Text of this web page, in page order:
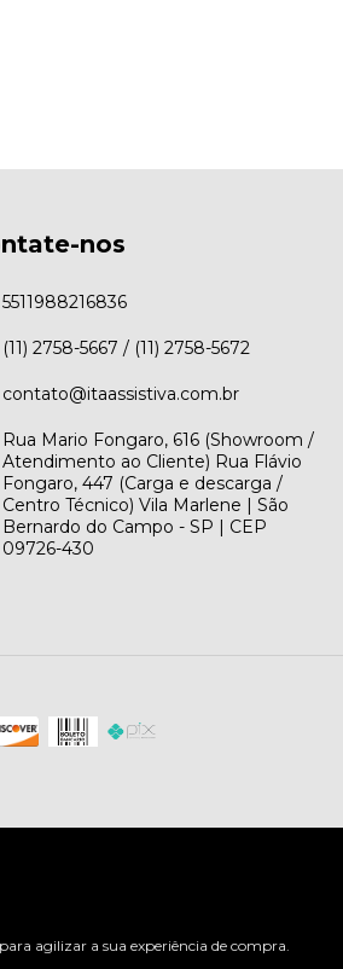
agilizar a sua experiência de compra.
nos
5511988216836
(11) 2758-5667 / (11) 2758-5672
contato@itaassistiva.com.br
Rua Mario Fongaro, 616 (Showroom /
Atendimento ao Cliente) Rua Flávio
Fongaro, 447 (Carga e descarga /
Centro Técnico) Vila Marlene | São
Bernardo do Campo - SP | CEP
09726-430